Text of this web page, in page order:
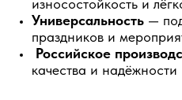
износостойкость и
Универсальность —
праздников и
Российское
качества и надёжности